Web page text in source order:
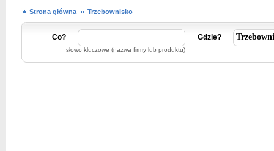
Strona główna Trzebownisko
Co?
słowo kluczowe (nazwa firmy lub produktu)
Gdzie?